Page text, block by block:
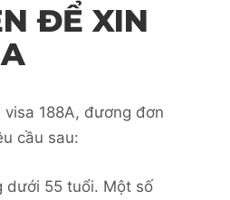
ĐỂ XIN
188A, đương đơn
cầu sau:
dưới 55 tuổi. Một số